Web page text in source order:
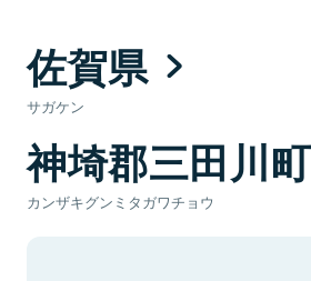
佐賀県
サガケン
神埼郡三田川町
カンザキグンミタガワチョウ